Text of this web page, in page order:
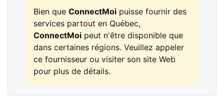
Bien que ConnectMoi puisse fournir des
services partout en Québec,
ConnectMoi peut n'être disponible que
dans certaines régions. Veuillez appeler
ce fournisseur ou visiter son site Web
pour plus de détails.